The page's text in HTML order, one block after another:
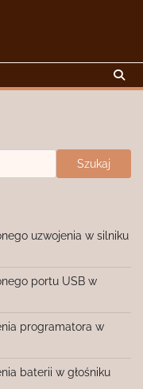
Szukaj
uzwojenia w silniku
portu USB w
programatora w
baterii w głośniku